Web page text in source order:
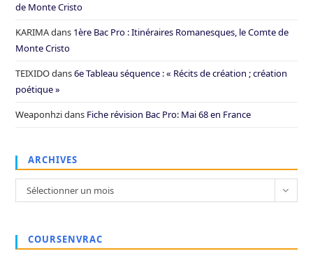
de Monte Cristo
KARIMAdans 1ère Bac Pro : Itinéraires Romanesques, le Comte de
Monte Cristo
TEIXIDOdans6e Tableau séquence : « Récits de création ; création
poétique »
Weaponhzidans Fiche révision Bac Pro: Mai 68 en France
ARCHIVES
Archives
Sélectionner un mois
COURSENVRAC